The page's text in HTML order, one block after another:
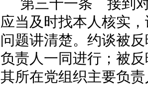
第三十一条 接到
应当及时找本人核实
问题讲清楚。约谈被
负责人一同进行；被
其所在党组织主要负